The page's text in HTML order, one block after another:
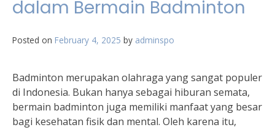
dalam Bermain Badminton
Posted on February 4, 2025 by adminspo
Badminton merupakan olahraga yang sangat populer
di Indonesia. Bukan hanya sebagai hiburan semata,
bermain badminton juga memiliki manfaat yang besar
bagi kesehatan fisik dan mental. Oleh karena itu,